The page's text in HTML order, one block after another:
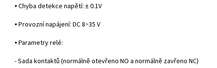
⦁Chyba detekce napětí: ± 0.1V
⦁Provozní napájení: DC 8~35 V
⦁Parametry relé:
- Sada kontaktů (normálně otevřeno NO a normálně zavřeno NC)